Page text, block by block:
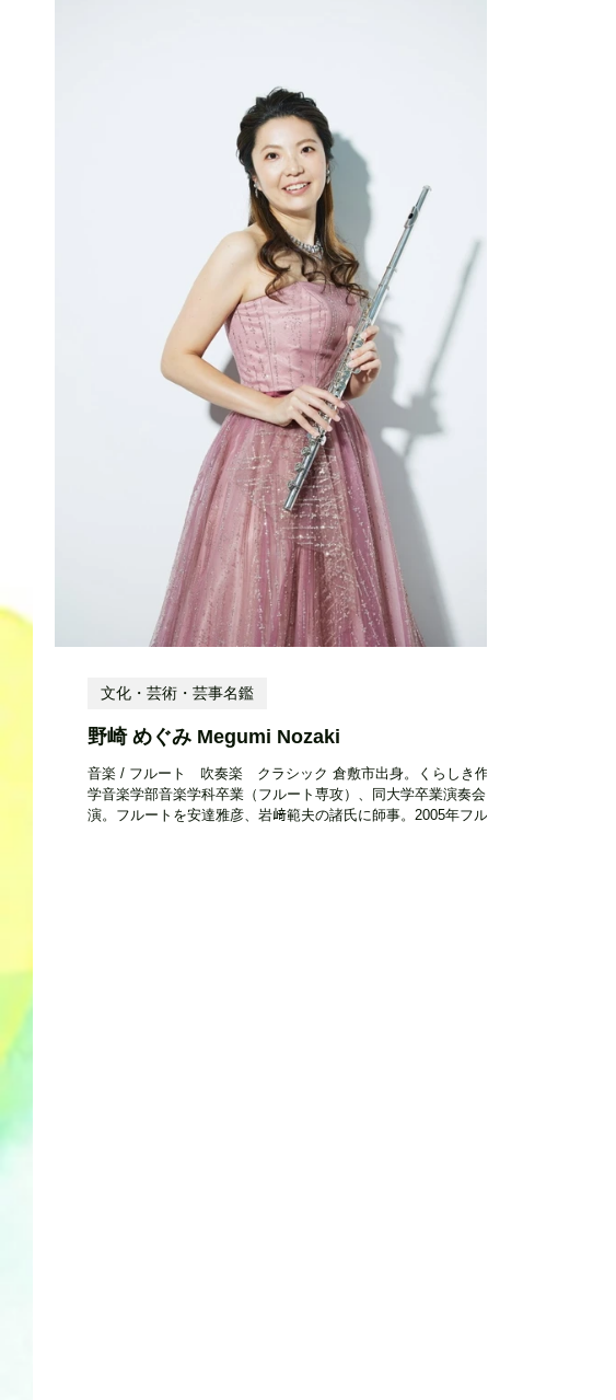
野崎 めぐみ Megumi Nozaki
音楽 / フルート 吹奏楽 クラシック 倉敷市出身。くらしき作陽大
学音楽学部音楽学科卒業（フルート専攻）、同大学卒業演奏会に出
演。フルートを安達雅彦、岩﨑範夫の諸氏に師事。2005年フルート
文化・芸術・芸事名鑑